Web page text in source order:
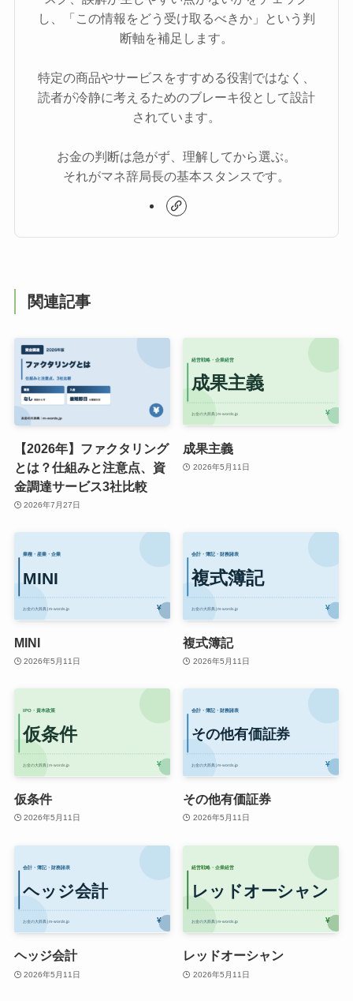
し、「この情報をどう受け取るべきか」という判
断軸を補足します。
特定の商品やサービスをすすめる役割ではなく、
読者が冷静に考えるためのブレーキ役として設計
されています。
お金の判断は急がず、理解してから選ぶ。
それがマネ辞局長の基本スタンスです。
関連記事
【2026年】ファクタリング
とは？仕組みと注意点、資
金調達サービス3社比較
2026年7月27日
成果主義
2026年5月11日
MINI
2026年5月11日
複式簿記
2026年5月11日
仮条件
2026年5月11日
その他有価証券
2026年5月11日
ヘッジ会計
2026年5月11日
レッドオーシャン
2026年5月11日